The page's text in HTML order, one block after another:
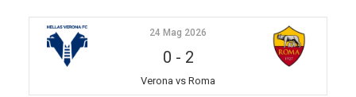
24 Mag 2026
0 - 2
Verona vs Roma